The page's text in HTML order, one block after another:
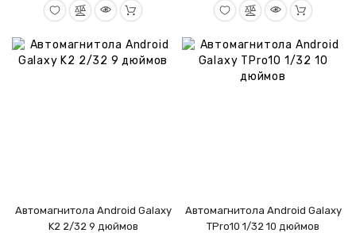
Автомагнитола Android Galaxy
K2 2/32 9 дюймов
Автомагнитола Android Galaxy
TPro10 1/32 10 дюймов